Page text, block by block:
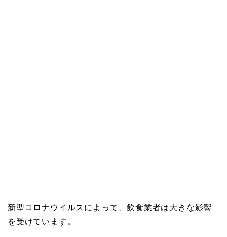
新型コロナウイルスによって、飲食業者は大きな影響
を受けています。